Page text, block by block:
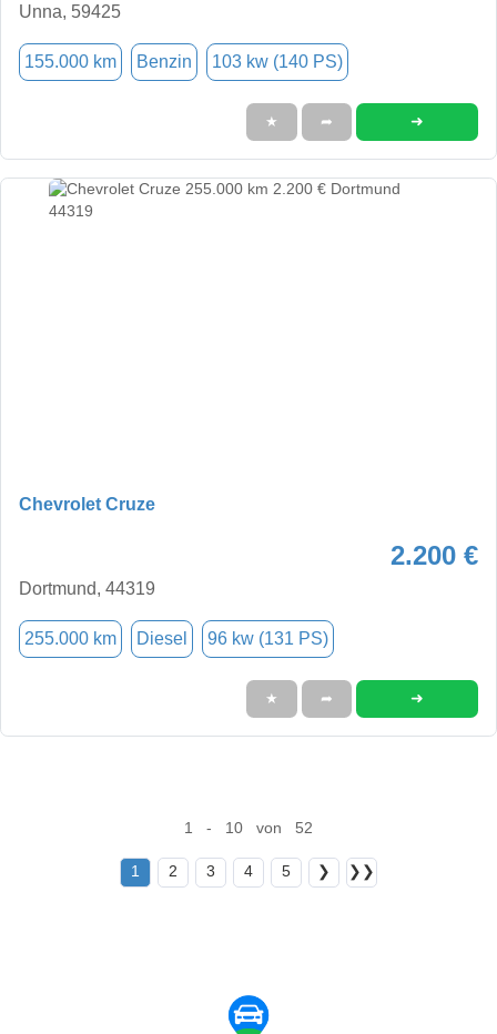
Unna, 59425
155.000 km Benzin 103 kw (140 PS)
★ ➦ ➜
Chevrolet Cruze
2.200 €
Dortmund, 44319
255.000 km Diesel 96 kw (131 PS)
★ ➦ ➜
1 - 10 von 52
1 2 3 4 5 ❯ ❯❯